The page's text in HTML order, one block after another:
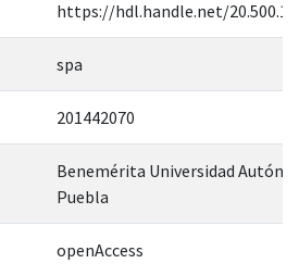
https://hdl.handle.net/
spa
201442070
Benemérita Universidad
Puebla
openAccess